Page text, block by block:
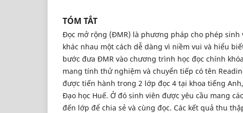
TÓM TẮT
Đọc mở rộng (ĐMR) là phương pháp cho phép sinh
khác nhau một cách dễ dàng vì niềm vui và hiểu
bước đưa ĐMR vào chương trình học đọc chính
mang tính thử nghiệm và chuyển tiếp có tên
được tiến hành trong 2 lớp đọc 4 tại khoa tiếng
Đạo học Huế. Ở đó sinh viên được yêu cầu mang
đến lớp để chia sẻ và cùng đọc. Các kết quả thu